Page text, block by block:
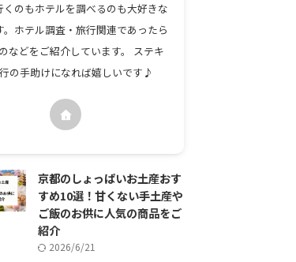
くのもホテルを調べるのも大好きな
。ホテル調査・旅行関連であったら
などをご紹介しています。 ステキ
の手助けになれば嬉しいです♪
京都のしょっぱいお土産おす
すめ10選！甘くない手土産や
ご飯のお供に人気の商品をご
紹介
2026/6/21